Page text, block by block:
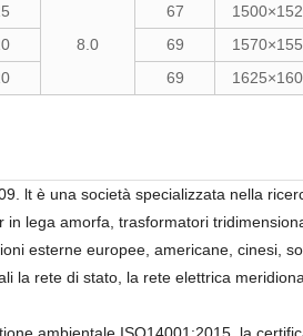
8.0
67
69
69
lt è una società specializzata nella
lega amorfa, trasformatori
esterne europee, americane, cinesi,
la rete di stato, la rete elettrica